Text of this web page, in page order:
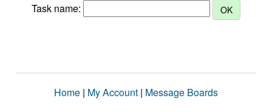
Task name:
Home | My Account | Message Boards